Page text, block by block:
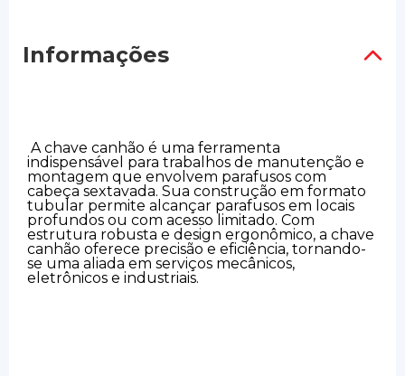
Informações
A chave canhão é uma ferramenta
indispensável para trabalhos de manutenção e
montagem que envolvem parafusos com
cabeça sextavada. Sua construção em formato
tubular permite alcançar parafusos em locais
profundos ou com acesso limitado. Com
estrutura robusta e design ergonômico, a chave
canhão oferece precisão e eficiência, tornando-
se uma aliada em serviços mecânicos,
eletrônicos e industriais.